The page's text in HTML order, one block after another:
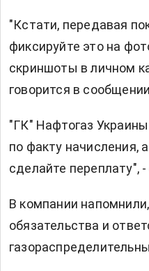
"Кстати, передавая
фиксируйте это на
скриншоты в личном
говорится в
"ГК" Нафтогаз
по факту начисления,
сделайте переплату",
В компании
обязательства и